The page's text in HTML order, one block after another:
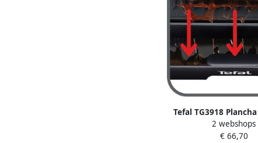
Tefal TG3918
Grillplaat
aanbaklaag 2000W
2 webshops
€ 66,70